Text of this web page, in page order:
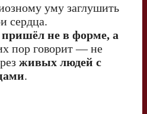
уму заглушить
сердца.
не в форме, а
пор говорит — не
живых людей с
.